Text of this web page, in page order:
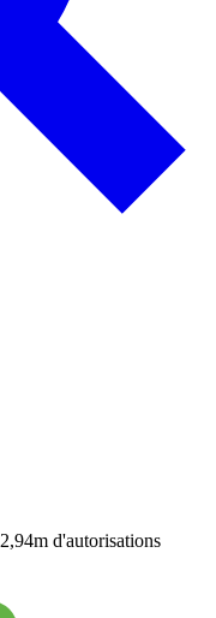
2,94m d'autorisations